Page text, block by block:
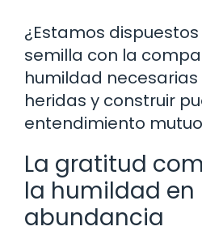
¿Estamos
semilla con la
humildad
heridas y construir
entendimiento
La gratitud
la humildad en
abundancia